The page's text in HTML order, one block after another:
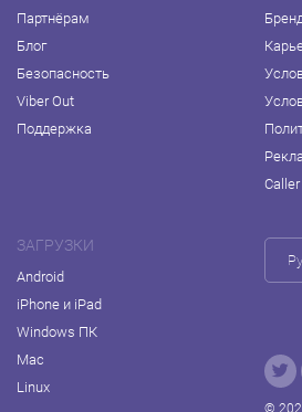
Партнёрам
Блог
Безопасность
Viber Out
Поддержка
ЗАГРУЗКИ
Android
iPhone и iPad
Windows ПК
Mac
Linux
©